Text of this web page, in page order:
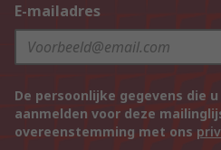
E-mailadres
De persoonlijke gegevens die
aanmelden voor deze
overeenstemming met ons